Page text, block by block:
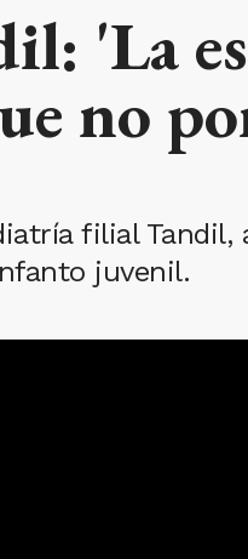
'La
no
filial
juvenil.